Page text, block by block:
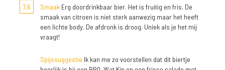
7,6 Smaak Erg doordrinkbaar bier. Het is fruitig en fris. De
smaak van citroen is niet sterk aanwezig maar het heeft
een lichte body. De afdronk is droog. Uniek als je het mij
vraagt!
Spijssuggestie Ik kan me zo voorstellen dat dit biertje